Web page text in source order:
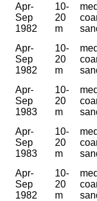
Apr-
Sep
1982
10-
20
m
Apr-
Sep
1982
10-
20
m
Apr-
Sep
1983
10-
20
m
Apr-
Sep
1983
10-
20
m
Apr-
Sep
1982
10-
20
m